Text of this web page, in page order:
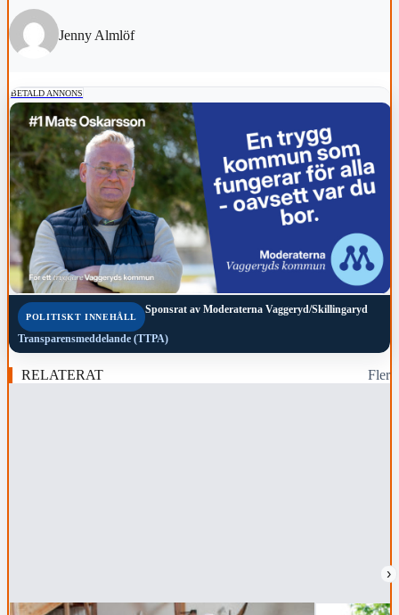
Jenny Almlöf
BETALD ANNONS
POLITISKT INNEHÅLL
Sponsrat av Moderaterna Vaggeryd/Skillingaryd
Transparensmeddelande (TTPA)
RELATERAT Fler
›